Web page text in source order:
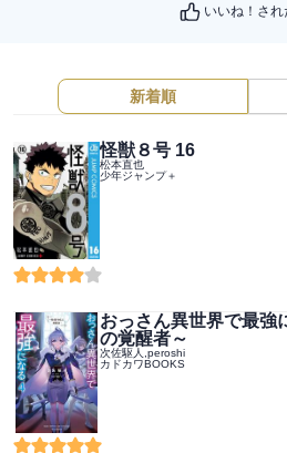
いいね！され
新着順
怪獣８号 16
松本直也
少年ジャンプ＋
おっさん異世界で最
の覚醒者～
次佐駆人,peroshi
カドカワBOOKS